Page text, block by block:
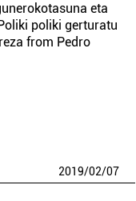
eta
poliki gerturatu
from Pedro
2019/02/07